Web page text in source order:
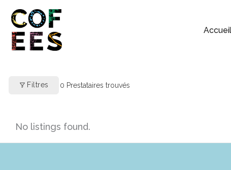
Accueil
Filtres 0 Prestataires trouvés
No listings found.